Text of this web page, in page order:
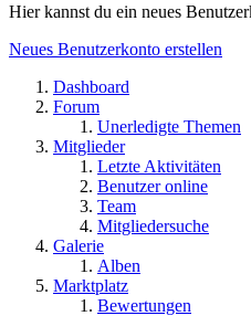
Hier kannst du ein neues
Neues Benutzerkonto erstellen
Dashboard
Forum
Unerledigte Themen
Mitglieder
Letzte Aktivitäten
Benutzer online
Team
Mitgliedersuche
Galerie
Alben
Marktplatz
Bewertungen